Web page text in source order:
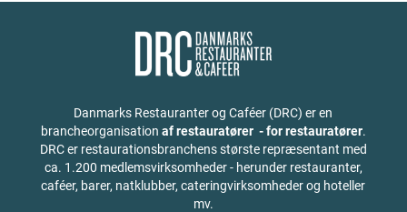
Danmarks Restauranter og Caféer (DRC) er en
brancheorganisation af restauratører - for restauratører.
DRC er restaurationsbranchens største repræsentant med
ca. 1.200 medlemsvirksomheder - herunder restauranter,
caféer, barer, natklubber, cateringvirksomheder og hoteller
mv.